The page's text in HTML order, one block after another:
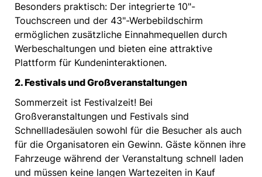
Besonders praktisch: Der integrierte 10"-
Touchscreen und der 43"-Werbebildschirm
ermöglichen zusätzliche Einnahmequellen durch
Werbeschaltungen und bieten eine attraktive
Plattform für Kundeninteraktionen.
2. Festivals und Großveranstaltungen
Sommerzeit ist Festivalzeit! Bei
Großveranstaltungen und Festivals sind
Schnellladesäulen sowohl für die Besucher als auch
für die Organisatoren ein Gewinn. Gäste können ihre
Fahrzeuge während der Veranstaltung schnell laden
und müssen keine langen Wartezeiten in Kauf